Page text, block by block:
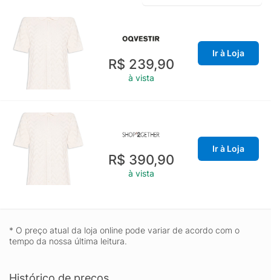
R$ 239,90
à vista
Ir à Loja
R$ 390,90
à vista
Ir à Loja
* O preço atual da loja online pode variar de acordo com o
tempo da nossa última leitura.